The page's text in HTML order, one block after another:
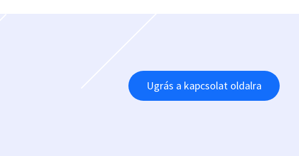
Ugrás a kapcsolat oldalra